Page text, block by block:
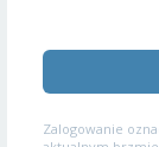
Zalogowanie